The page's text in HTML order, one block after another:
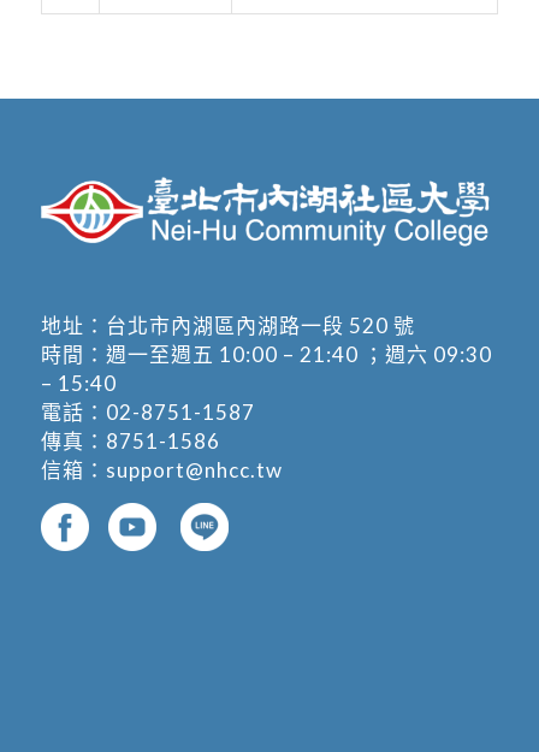
地址： 台北市內湖區內湖路一段 520 號
時間：週一至週五 10:00 – 21:40 ；週六 09:30
– 15:40
電話： 02-8751-1587
傳真：8751-1586
信箱： support@nhcc.tw